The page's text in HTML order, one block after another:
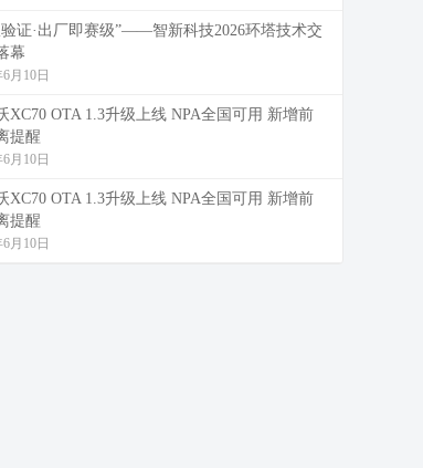
验证·出厂即赛级”——智新科技2026环塔技术交
幕
月10日
XC70 OTA 1.3升级上线 NPA全国可用 新增前
提醒
月10日
XC70 OTA 1.3升级上线 NPA全国可用 新增前
提醒
月10日